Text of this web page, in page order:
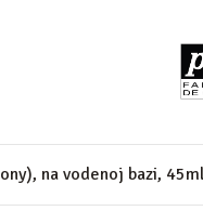
na vodenoj bazi, 45ml